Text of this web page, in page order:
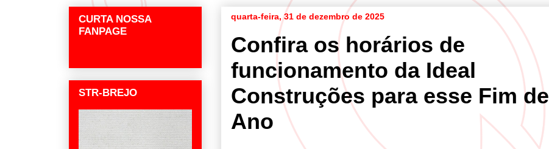
quarta-feira, 31 de dezembro de 2025
Confira os horários de
funcionamento da Ideal
Construções para esse Fim de
Ano
CURTA NOSSA
FANPAGE
STR-BREJO